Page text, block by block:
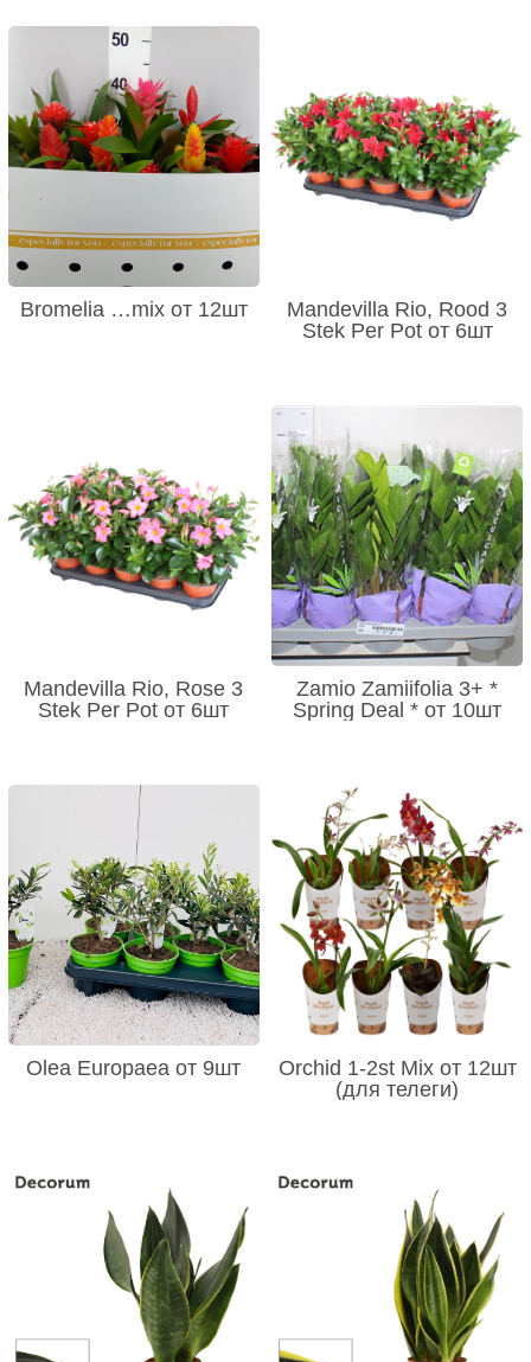
Bromelia …mix от 12шт
Mandevilla Rio, Rood 3
Stek Per Pot от 6шт
Mandevilla Rio, Rose 3
Stek Per Pot от 6шт
Zamio Zamiifolia 3+ *
Spring Deal * от 10шт
Olea Europaea от 9шт
Orchid 1-2st Mix от 12шт
(для телеги)